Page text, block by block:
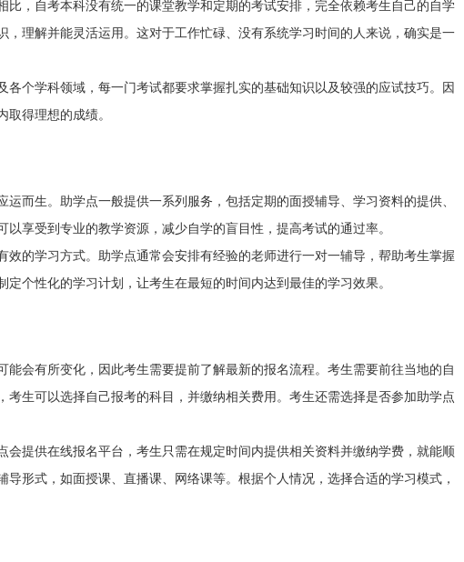
比，自考本科没有统一的课堂教学和定期的考试安排，完全依赖考生自己的自学
，理解并能灵活运用。这对于工作忙碌、没有系统学习时间的人来说，确实是一
个学科领域，每一门考试都要求掌握扎实的基础知识以及较强的应试技巧。因
得理想的成绩。
而生。助学点一般提供一系列服务，包括定期的面授辅导、学习资料的提供、
享受到专业的教学资源，减少自学的盲目性，提高考试的通过率。
的学习方式。助学点通常会安排有经验的老师进行一对一辅导，帮助考生掌握
个性化的学习计划，让考生在最短的时间内达到最佳的学习效果。
能会有所变化，因此考生需要提前了解最新的报名流程。考生需要前往当地的自
生可以选择自己报考的科目，并缴纳相关费用。考生还需选择是否参加助学点
提供在线报名平台，考生只需在规定时间内提供相关资料并缴纳学费，就能顺
形式，如面授课、直播课、网络课等。根据个人情况，选择合适的学习模式，